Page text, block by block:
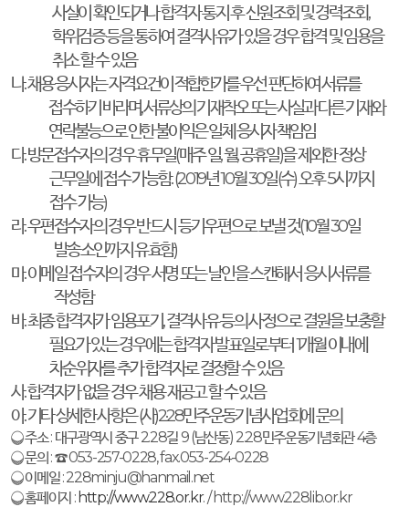
사실이 확인되거나 합격자 통지 후 신원조회 및 경력조회,
학위검증 등을 통하여 결격사유가 있을 경우 합격 및 임용을
취소 할 수 있음
나.채용 응시자는 자격요건이 적합한가를 우선 판단하여 서류를
접수하기 바라며,서류상의 기재착오 또는 사실과 다른 기재와
연락불능으로 인한 불이익은 일체 응시자 책임임
다.방문접수자의 경우 휴무일(매주 일,월,공휴일)을 제외한 정상
근무일에 접수 가능함. (2019년10월30일(수)오후5시까지
접수 가능)
라.우편접수자의 경우 반드시 등기우편으로 보낼 것(10월30일
발송소인까지 유효함)
마.이메일 접수자의 경우 서명 또는 날인을 스캔해서 응시서류를
작성함
바.최종 합격자가 임용포기 ,결격사유 등의 사정으로 결원을 보충할
필요가 있는 경우에는 합격자 발표일로부터1개월 이내에
차순위자를 추가 합격자로 결정할 수 있음
사.합격자가 없을 경우 채용 재공고 할 수 있음
아.기타 상세한 사항은(사)2·28민주운동기념사업회에 문의
❍주소: 대구광역시 중구2.28길9 (남산동) 2.28민주운동기념회관4층
❍문의:☎053-257-0228, fax.053-254-0228
❍이메일: 228minju@hanmail.net
❍홈페이지 : http://www.228.or.kr. / http://www.228lib.or.kr